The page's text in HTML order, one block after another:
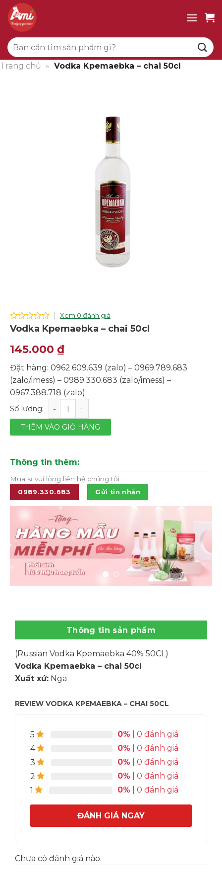
qua
dung
Tìm
kiếm:
Trang chủ » Vodka Kpemaebka – chai 50cl
0
Xem 0 đánh giá
Vodka Kpemaebka – chai 50cl
145.000 ₫
Đặt hàng: 0962.609.639 (zalo) – 0969.789.683
(zalo/imess) – 0989.330.683 (zalo/imess) –
0967.388.718 (zalo)
Vodka Kpemaebka - chai 50cl số lượng
THÊM VÀO GIỎ HÀNG
Thông tin thêm:
Mua sỉ vui lòng liên hệ chúng tôi:
0989.330.683 Gửi tin nhắn
Thông tin sản phẩm
(Russian Vodka Kpemaebka 40% 50CL)
Vodka Kpemaebka – chai 50cl
Xuất xứ:Nga
REVIEW VODKA KPEMAEBKA – CHAI 50CL
5 0% | 0 đánh giá
4
0% | 0 đánh giá
3
0% | 0 đánh giá
2
0% | 0 đánh giá
1
0% | 0 đánh giá
ĐÁNH GIÁ NGAY
Chưa có đánh giá nào.